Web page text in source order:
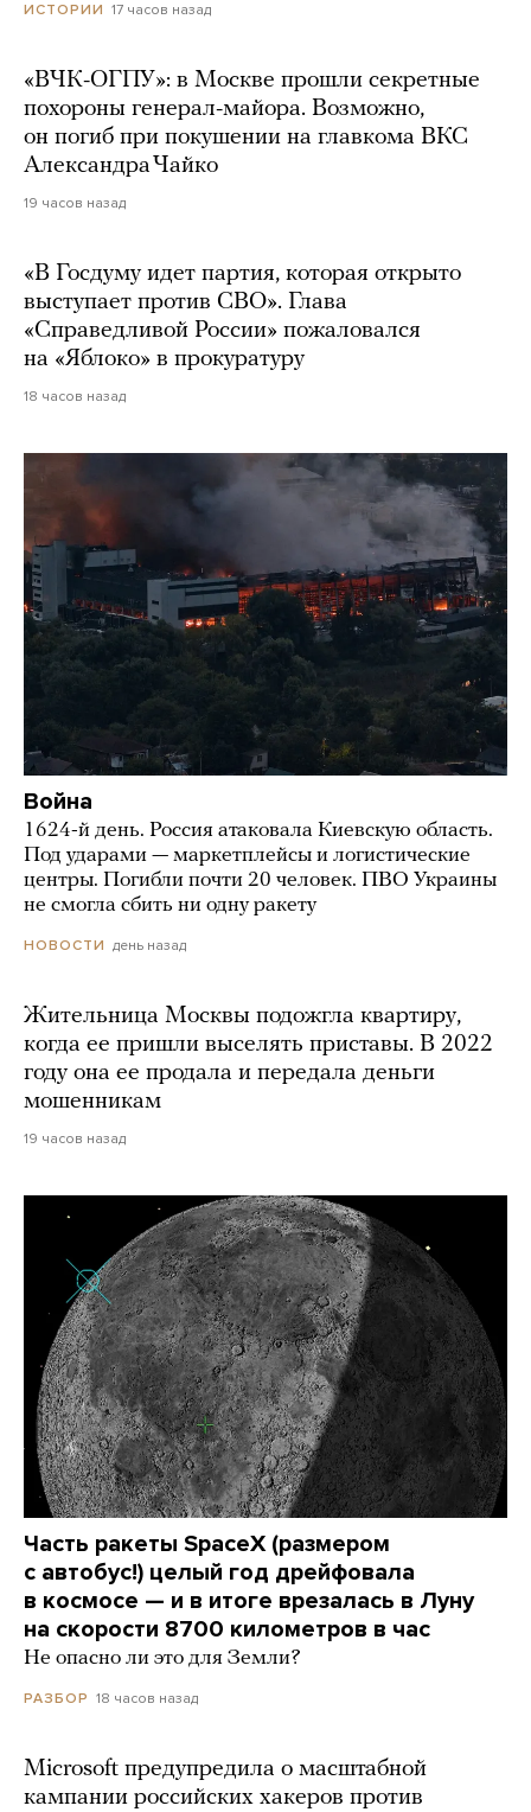
ИСТОРИИ 17 часов назад
«ВЧК-ОГПУ»: в Москве прошли секретные
похороны генерал-майора. Возможно,
он погиб при покушении на главкома ВКС
Александра Чайко
19 часов назад
«В Госдуму идет партия, которая открыто
выступает против СВО». Глава
«Справедливой России» пожаловался
на «Яблоко» в прокуратуру
18 часов назад
Война
1624-й день. Россия атаковала Киевскую область.
Под ударами — маркетплейсы и логистические
центры. Погибли почти 20 человек. ПВО Украины
не смогла сбить ни одну ракету
НОВОСТИ день назад
Жительница Москвы подожгла квартиру,
когда ее пришли выселять приставы. В 2022
году она ее продала и передала деньги
мошенникам
19 часов назад
Часть ракеты SpaceX (размером
с автобус!) целый год дрейфовала
в космосе — и в итоге врезалась в Луну
на скорости 8700 километров в час
Не опасно ли это для Земли?
РАЗБОР 18 часов назад
Microsoft предупредила о масштабной
кампании российских хакеров против